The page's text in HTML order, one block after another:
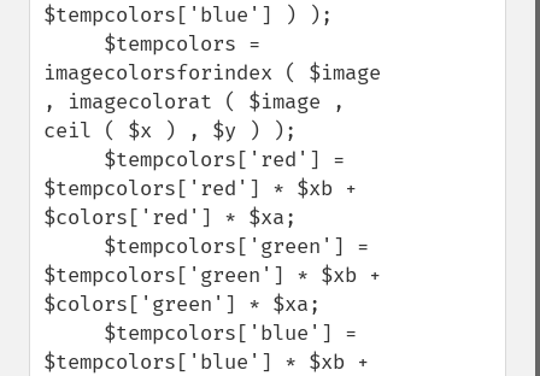
$tempcolors['blue'] ) );
imagecolorsforindex ( $image
, imagecolorat ( $image ,
ceil ( $x ) , $y ) );
$tempcolors['red'] * $xb +
$colors['red'] * $xa;
$tempcolors['green'] * $xb +
$colors['green'] * $xa;
$tempcolors['blue'] * $xb +